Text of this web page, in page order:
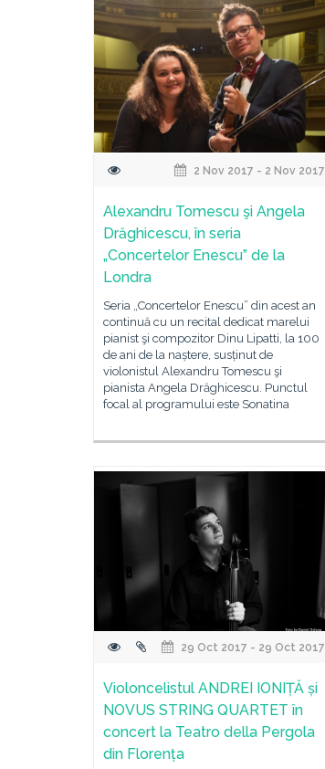
2 Nov 2017 - 2 Nov 2017
Alexandru Tomescu şi Angela
Drăghicescu, în seria
„Concertelor Enescu” de la
Londra
Seria „Concertelor Enescu” din acest an
continuă cu un recital dedicat marelui
pianist şi compozitor Dinu Lipatti, la 100
de ani de la naștere, susținut de
violonistul Alexandru Tomescu şi
pianista Angela Drăghicescu. Punctul
focal al programului este Sonatina
29 Oct 2017 - 29 Oct 2017
Violoncelistul ANDREI IONIȚĂ și
NOVUS STRING QUARTET în
concert la Teatro della Pergola
din Florența